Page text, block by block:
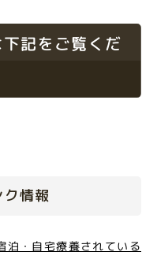
記をご覧くだ
情報
泊・自宅療養されている